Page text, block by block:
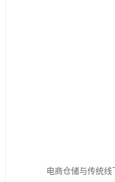
电商仓储与传统线